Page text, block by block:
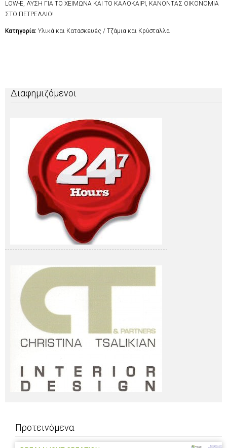
LOW-Ε, ΛΥΣΗ ΓΙΑ ΤΟ ΧΕΙΜΩΝΑ ΚΑΙ ΤΟ ΚΑΛΟΚΑΙΡΙ, ΚΑΝΟΝΤΑΣ ΟΙΚΟΝΟΜΙΑ
ΣΤΟ ΠΕΤΡΕΛΑΙΟ!
Κατηγορία: Υλικά και Κατασκευές / Τζάμια και Κρύσταλλα
Διαφημιζόμενοι
Προτεινόμενα